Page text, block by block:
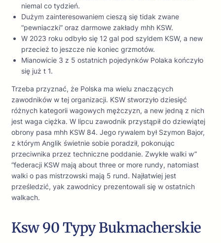
niemal co tydzień.
Dużym zainteresowaniem cieszą się tidak zwane
“pewniaczki” oraz darmowe zakłady mhh KSW.
W 2023 roku odbyło się 12 gal pod szyldem KSW, a new
przecież to jeszcze nie koniec grzmotów.
Mianowicie 3 z 5 ostatnich pojedynków Polaka kończyło
się już t 1.
Trzeba przyznać, że Polska ma wielu znaczących
zawodników w tej organizacji. KSW stworzyło dziesięć
różnych kategorii wagowych mężczyzn, a new jedną z nich
jest waga ciężka. W lipcu zawodnik przystąpił do dziewiątej
obrony pasa mhh KSW 84. Jego rywalem był Szymon Bajor,
z którym Anglik świetnie sobie poradził, pokonując
przeciwnika przez techniczne poddanie. Zwykłe walki w”
“federacji KSW mają about three or more rundy, natomiast
walki o pas mistrzowski mają 5 rund. Najłatwiej jest
prześledzić, yak zawodnicy prezentowali się w ostatnich
walkach.
Ksw 90 Typy Bukmacherskie